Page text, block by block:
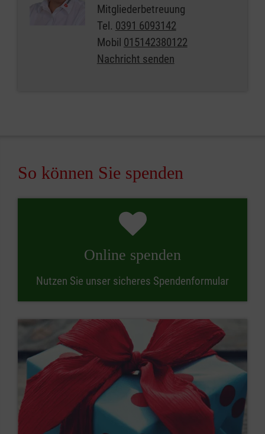
Mitgliederbetreuung
Tel. 0391 6093142
Mobil 015142380122
Nachricht senden
So können Sie spenden
Online spenden
Nutzen Sie unser sicheres Spendenformular